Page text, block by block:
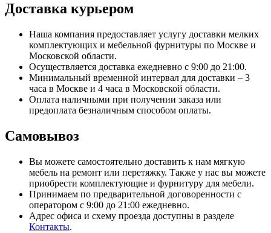
Доставка курьером
Наша компания предоставляет услугу доставки мелких
комплектующих и мебельной фурнитуры по Москве и
Московской области.
Осуществляется доставка ежедневно с 9:00 до 21:00.
Минимальный временной интервал для доставки – 3
часа в Москве и 4 часа в Московской области.
Оплата наличными при получении заказа или
предоплата безналичным способом оплаты.
Самовывоз
Вы можете самостоятельно доставить к нам мягкую
мебель на ремонт или перетяжку. Также у нас вы можете
приобрести комплектующие и фурнитуру для мебели.
Принимаем по предварительной договоренности с
оператором с 9:00 до 21:00 ежедневно.
Адрес офиса и схему проезда доступны в разделе
Контакты.